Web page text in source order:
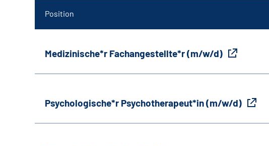
Position
Medizinische*r Fachangestellte*r (m/w/d)
Psychologische*r Psychotherapeut*in (m/w/d)